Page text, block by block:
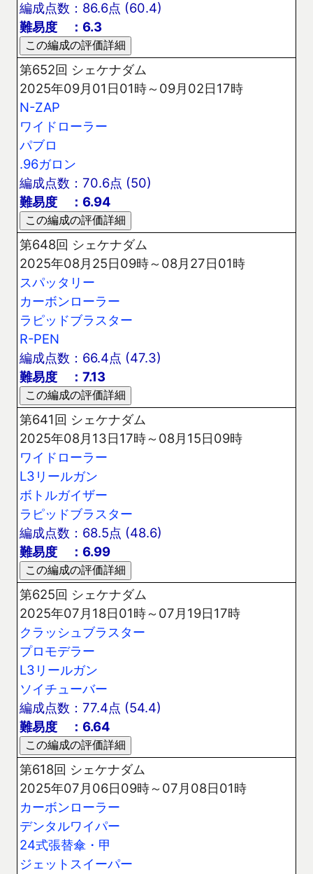
編成点数：86.6点 (60.4)
難易度 ：6.3
第652回 シェケナダム
2025年09月01日01時～09月02日17時
N-ZAP
ワイドローラー
パブロ
.96ガロン
編成点数：70.6点 (50)
難易度 ：6.94
第648回 シェケナダム
2025年08月25日09時～08月27日01時
スパッタリー
カーボンローラー
ラピッドブラスター
R-PEN
編成点数：66.4点 (47.3)
難易度 ：7.13
第641回 シェケナダム
2025年08月13日17時～08月15日09時
ワイドローラー
L3リールガン
ボトルガイザー
ラピッドブラスター
編成点数：68.5点 (48.6)
難易度 ：6.99
第625回 シェケナダム
2025年07月18日01時～07月19日17時
クラッシュブラスター
プロモデラー
L3リールガン
ソイチューバー
編成点数：77.4点 (54.4)
難易度 ：6.64
第618回 シェケナダム
2025年07月06日09時～07月08日01時
カーボンローラー
デンタルワイパー
24式張替傘・甲
ジェットスイーパー